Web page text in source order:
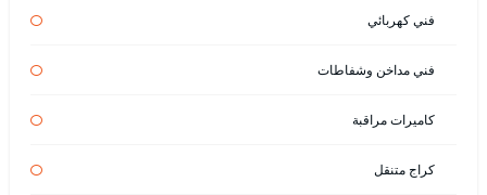
فني كهربائي
فني مداخن وشفاطات
كاميرات مراقبة
كراج متنقل